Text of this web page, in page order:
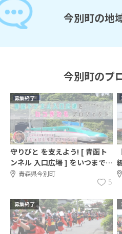
今別町の地
今別町のプ
募集終了
守りびと を支えよう! [ 青函ト
ンネル 入口広場 ] をいつまで
も。プロジェクト
青森県今別町
5
募集終了